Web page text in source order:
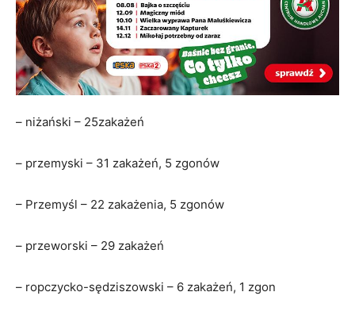
– niżański – 25zakażeń
– przemyski – 31 zakażeń, 5 zgonów
– Przemyśl – 22 zakażenia, 5 zgonów
– przeworski – 29 zakażeń
– ropczycko-sędziszowski – 6 zakażeń, 1 zgon